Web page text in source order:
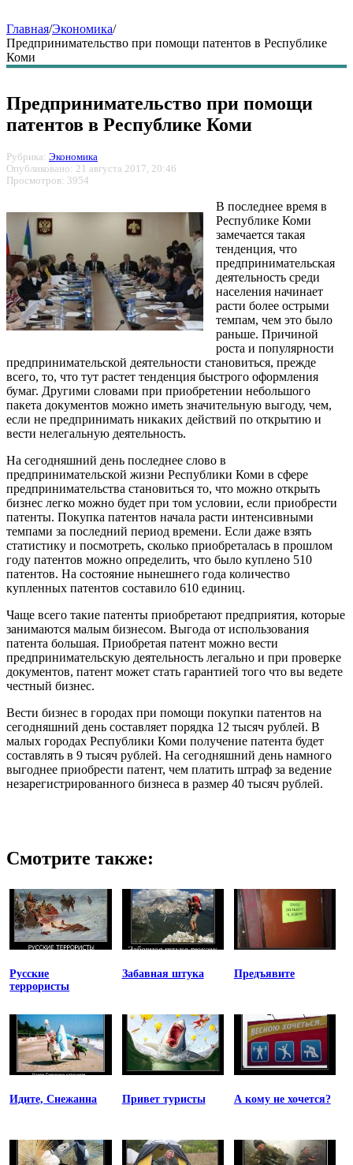
Главная/Экономика/
Предпринимательство при помощи патентов в Республике
Коми
Предпринимательство при помощи
патентов в Республике Коми
Рубрика: Экономика
Опубликовано: 21 августа 2017, 20:46
Просмотров: 3954
В последнее время в
Республике Коми
замечается такая
тенденция, что
предпринимательская
деятельность среди
населения начинает
расти более острыми
темпам, чем это было
раньше. Причиной
роста и популярности
предпринимательской деятельности становиться, прежде
всего, то, что тут растет тенденция быстрого оформления
бумаг. Другими словами при приобретении небольшого
пакета документов можно иметь значительную выгоду, чем,
если не предпринимать никаких действий по открытию и
вести нелегальную деятельность.
На сегодняшний день последнее слово в
предпринимательской жизни Республики Коми в сфере
предпринимательства становиться то, что можно открыть
бизнес легко можно будет при том условии, если приобрести
патенты. Покупка патентов начала расти интенсивными
темпами за последний период времени. Если даже взять
статистику и посмотреть, сколько приобреталась в прошлом
году патентов можно определить, что было куплено 510
патентов. На состояние нынешнего года количество
купленных патентов составило 610 единиц.
Чаще всего такие патенты приобретают предприятия, которые
занимаются малым бизнесом. Выгода от использования
патента большая. Приобретая патент можно вести
предпринимательскую деятельность легально и при проверке
документов, патент может стать гарантией того что вы ведете
честный бизнес.
Вести бизнес в городах при помощи покупки патентов на
сегодняшний день составляет порядка 12 тысяч рублей. В
малых городах Республики Коми получение патента будет
составлять в 9 тысяч рублей. На сегодняшний день намного
выгоднее приобрести патент, чем платить штраф за ведение
незарегистрированного бизнеса в размер 40 тысяч рублей.
Смотрите также:
Русские
террористы
Забавная штука Предъявите
Идите, Снежанна Привет туристы А кому не хочется?